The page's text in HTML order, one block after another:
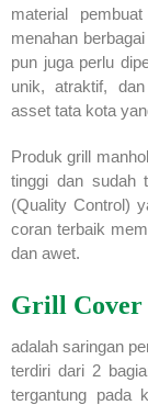
material
menahan
pun juga perlu
unik, atraktif,
asset tata kota
Produk grill
tinggi dan sudah
(Quality Control)
coran terbaik
dan awet.
Grill Cover
adalah saringan
terdiri dari 2
tergantung pada